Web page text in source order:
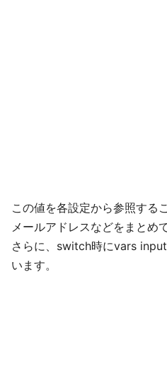
この値を各設定から参照する
メールアドレスなどをまとめ
さらに、switch時にvars
います。